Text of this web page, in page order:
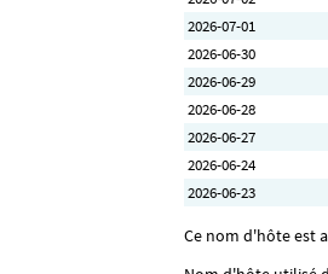
2026-07-01
2026-06-30
2026-06-29
2026-06-28
2026-06-27
2026-06-24
2026-06-23
Ce nom d'hôte est